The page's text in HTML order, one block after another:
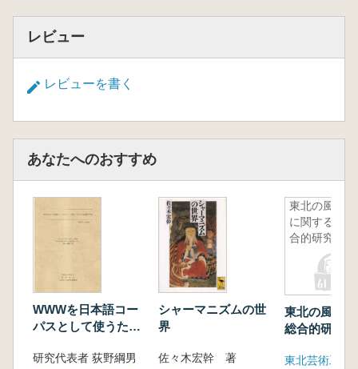
レビュー
レビューを書く
あなたへのおすすめ
WWWを日本語コー
パスとして使うため
研究代表者 荻野綱男
シャーマニズムの世
界
佐々木宏幹 著
東北の風土
に関する総
合的研究
東北の風土
総合的研究